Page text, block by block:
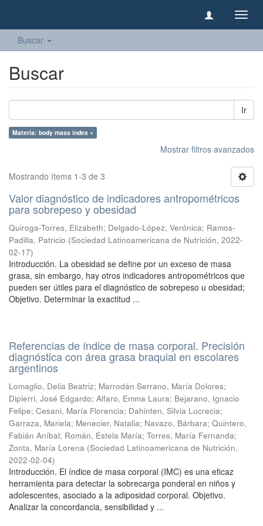
Buscar
Buscar
Ir
Materia: body mass index ×
Mostrar filtros avanzados
Mostrando ítems 1-3 de 3
Valor diagnóstico de indicadores antropométricos
para sobrepeso y obesidad
Quiroga-Torres, Elizabeth; Delgado-López, Verónica; Ramos-
Padilla, Patricio (Sociedad Latinoamericana de Nutrición, 2022-
02-17)
Introducción. La obesidad se define por un exceso de masa
grasa, sin embargo, hay otros indicadores antropométricos que
pueden ser útiles para el diagnóstico de sobrepeso u obesidad;
Objetivo. Determinar la exactitud ...
Referencias de índice de masa corporal. Precisión
diagnóstica con área grasa braquial en escolares
argentinos
Lomaglio, Delia Beatriz; Marrodán Serrano, María Dolores;
Dipierri, José Edgardo; Alfaro, Emma Laura; Bejarano, Ignacio
Felipe; Cesani, María Florencia; Dahinten, Silvia Lucrecia;
Garraza, Mariela; Menecier, Natalia; Navazo, Bárbara; Quintero,
Fabián Aníbal; Román, Estela María; Torres, María Fernanda;
Zonta, María Lorena (Sociedad Latinoamericana de Nutrición,
2022-02-04)
Introducción. El índice de masa corporal (IMC) es una eficaz
herramienta para detectar la sobrecarga ponderal en niños y
adolescentes, asociado a la adiposidad corporal. Objetivo.
Analizar la concordancia, sensibilidad y ...